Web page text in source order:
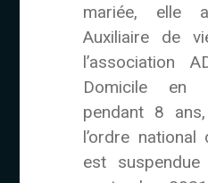
mariée, elle
Auxiliaire de
l’association
Domicile en
pendant 8
l’ordre
est